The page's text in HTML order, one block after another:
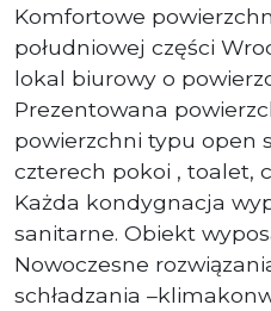
Komfortowe
południowej części
lokal biurowy o
Prezentowana
powierzchni typu open
czterech pokoi , toalet,
Każda kondygnacja
sanitarne. Obiekt
Nowoczesne
schładzania